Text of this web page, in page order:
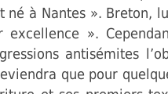
à Nantes ». Breton,
».
antisémites
que pour